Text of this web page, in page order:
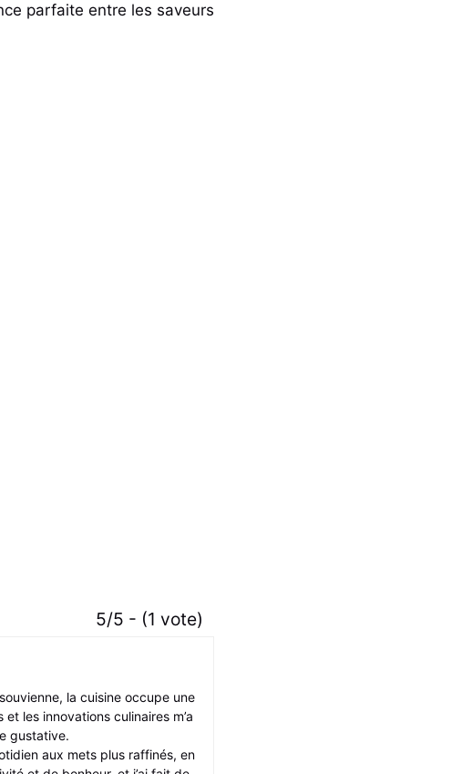
parfaite entre les saveurs
5/5 - (1 vote)
la cuisine occupe une
les innovations culinaires m’a
gustative.
aux mets plus raffinés, en